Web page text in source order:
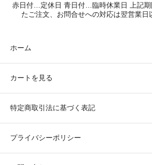
赤日付…定休日 青日付…臨時休業日 上記期
たご注文、お問合せへの対応は翌営業日
ホーム
カートを見る
特定商取引法に基づく表記
プライバシーポリシー